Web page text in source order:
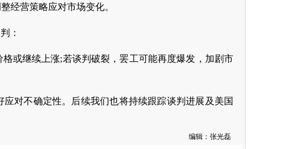
经营策略应对市场变化。
：
或继续上涨;若谈判破裂，罢工可能再度爆发，加剧市
对不确定性。后续我们也将持续跟踪谈判进展及美国
编辑：张光磊